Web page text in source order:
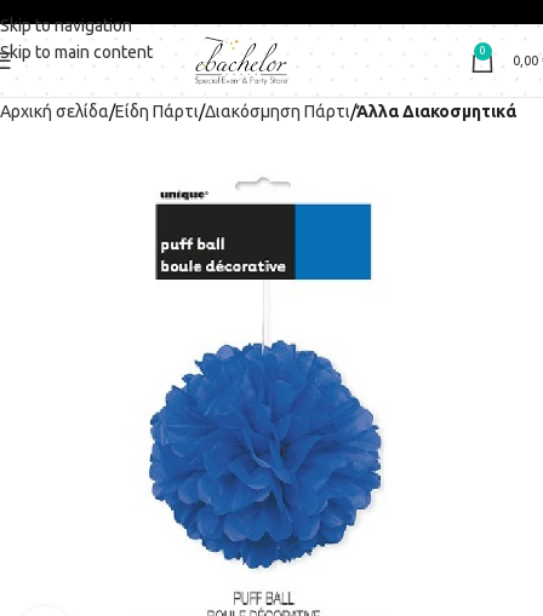
Skip to navigation
Skip to main content
0
0,00
Αρχική σελίδα Είδη Πάρτι Διακόσμηση Πάρτι Άλλα Διακοσμητικά